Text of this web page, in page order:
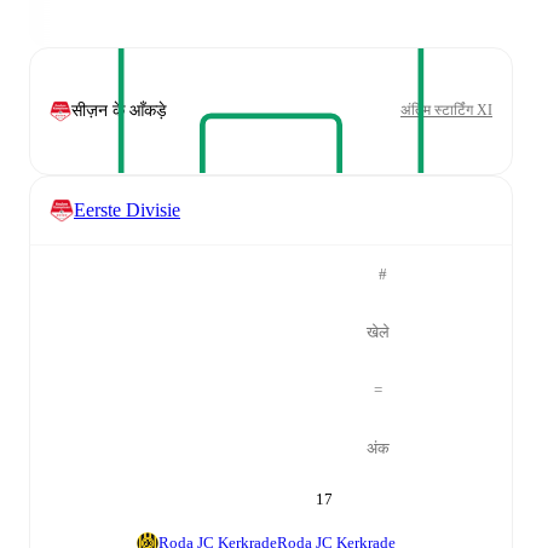
सीज़न के आँकड़े अंतिम स्टार्टिंग XI
Eerste Divisie
#
खेले
=
अंक
17
Roda JC KerkradeRoda JC Kerkrade